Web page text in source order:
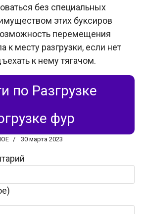
без специальных
этих буксиров
перемещения
к месту разгрузки, если нет
к нему тягачом.
по Разгрузке
фур
30 марта 2023